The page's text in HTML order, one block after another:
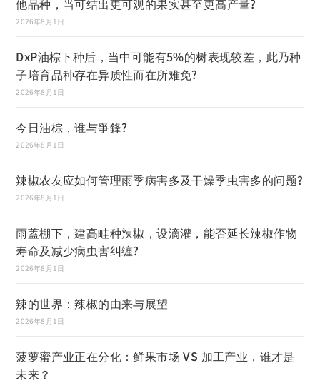
他品种，当可结出更可观的果实甚至更高产量?
2026年8月1日
DxP油棕下种后，当中可能有5%的树表现较差，此乃种
子培育品种存在异质性而在所难免?
2026年8月1日
今日油棕，谁与爭鋒?
2026年8月1日
辣椒农友应如何管理雨季病害多及干燥季虫害多的问题?
2026年8月1日
雨蓋棚下，建高畦种辣椒，设滴灌，能否延长辣椒作物
寿命及减少病虫害纠缠?
2026年8月1日
辣的世界：辣椒的由来与展望
2026年8月1日
菠萝蜜产业正在分化：鲜果市场 VS 加工产业，谁才是
未来？